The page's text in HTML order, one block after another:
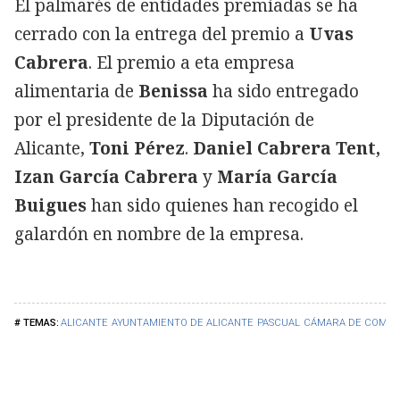
ALICANTE AYUNTAMIENTO DE ALICANTE PASCUAL CÁMARA DE
El palmarés de entidades premiadas se ha
cerrado con la entrega del premio a Uvas
Cabrera. El premio a eta empresa
alimentaria de Benissa ha sido entregado
por el presidente de la Diputación de
Alicante, Toni Pérez. Daniel Cabrera Tent,
Izan García Cabrera y María García
Buigueshan sido quienes han recogido el
galardón en nombre de la empresa.